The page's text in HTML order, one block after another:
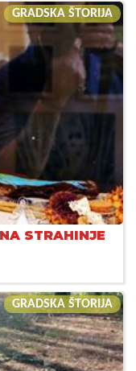
GRADSKA ŠTORIJA
STRAHINJE
GRADSKA ŠTORIJA